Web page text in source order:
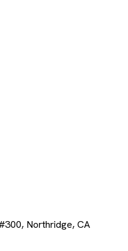
Northridge, CA